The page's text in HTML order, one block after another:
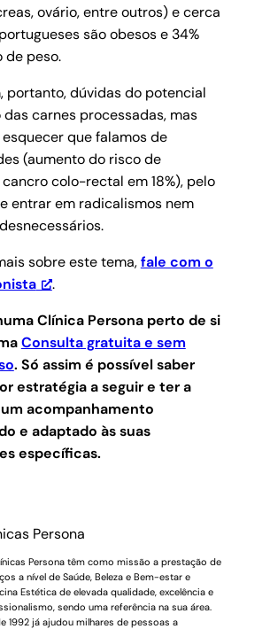
ovário, entre outros) e cerca
são obesos e 34%
de peso.
portanto, dúvidas do potencial
carnes processadas, mas
que falamos de
(aumento do risco de
colo-rectal em 18%), pelo
entrar em radicalismos nem
sobre este tema,fale com o
.
Clínica Persona perto de si
Consulta gratuita e sem
. Só assim é possível saber
estratégia a seguir e ter a
acompanhamento
e adaptado às suas
específicas.
Persona
Persona têm como missão a prestação de
a nível de Saúde, Beleza e Bem-estar e
Estética de elevada qualidade, excelência e
sendo uma referência na sua área.
1992 já ajudou milhares de pessoas a